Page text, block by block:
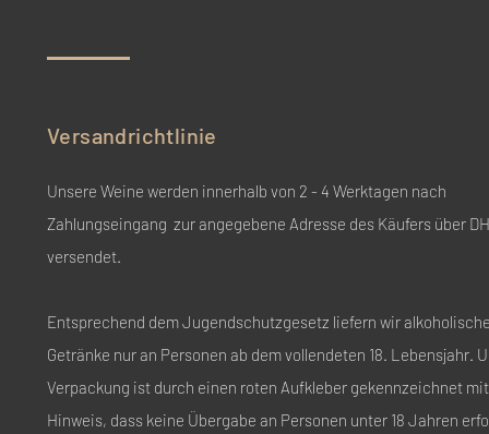
Versandrichtlinie
Unsere Weine werden innerhalb von 2 - 4 Werktagen nach
Zahlungseingang zur angegebene Adresse des Käufers über
versendet.
Entsprechend dem Jugendschutzgesetz liefern wir
Getränke nur an Personen ab dem vollendeten 18. Lebensjahr.
Verpackung ist durch einen roten Aufkleber gekennzeichnet
Hinweis, dass keine Übergabe an Personen unter 18 Jahren